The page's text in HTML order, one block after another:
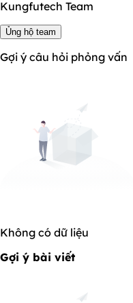
Kungfutech Team
Ủng hộ team
Gợi ý câu hỏi phỏng vấn
Không có dữ liệu
Gợi ý bài viết